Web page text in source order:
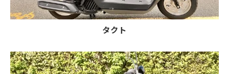
タクト